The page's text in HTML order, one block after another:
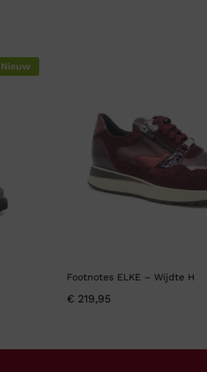
Nieuw
Footnotes ELKE – Wijdte H
€ 219,95